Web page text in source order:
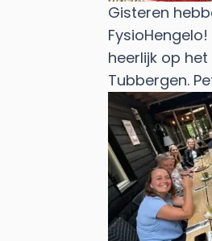
Gisteren
heerlijk op
Tubbergen.